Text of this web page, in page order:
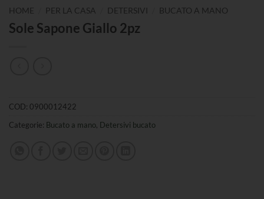
HOME PER LA CASA DETERSIVI BUCATO A MANO
Sole Sapone Giallo 2pz
COD: 0900012422
Categorie: Bucato a mano, Detersivi bucato